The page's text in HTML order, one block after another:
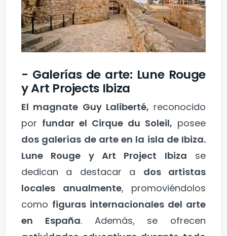
- Galerías de arte: Lune Rouge
y Art Projects Ibiza
El magnate Guy Laliberté, reconocido
por fundar el Cirque du Soleil, posee
dos galerías de arte en la isla de Ibiza.
Lune Rouge y Art Project Ibiza se
dedican a destacar a dos artistas
locales anualmente, promoviéndolos
como figuras internacionales del arte
en España. Además, se ofrecen